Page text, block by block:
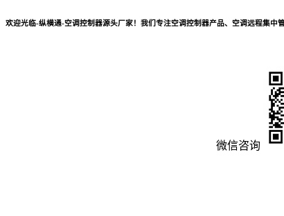
欢迎光临-纵横通-空调控制器源头厂家！我们专注空调控制器产品、空调远程集中
微信咨询